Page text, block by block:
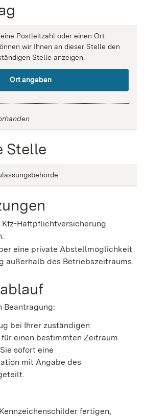
Postleitzahl oder einen Ort
wir Ihnen an dieser Stelle den
Stelle anzeigen.
Ort angeben
Stelle
Kfz-Haftpflichtversicherung
eine private Abstellmöglichkeit
außerhalb des Betriebszeitraums.
Beantragung:
bei Ihrer zuständigen
einen bestimmten Zeitraum
sofort eine
mit Angabe des
fertigen,